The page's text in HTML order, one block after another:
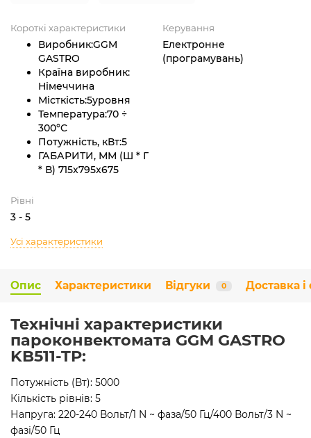
Короткі характеристики
Виробник:GGM
GASTRO
Країна виробник:
Німеччина
Місткість:5уровня
Температура:70 ÷
300°C
Потужність, кВт:5
ГАБАРИТИ, ММ (Ш * Г
* В) 715x795x675
Керування
Електронне
(програмувань)
Рівні
3 - 5
Усі характеристики
Опис Характеристики Відгуки 0 Доставка і
Технічні характеристики
пароконвектомата GGM GASTRO
KB511-TP:
Потужність (Вт): 5000
Кількість рівнів: 5
Напруга: 220-240 Вольт/1 N ~ фаза/50 Гц/400 Вольт/3 N ~
фазі/50 Гц